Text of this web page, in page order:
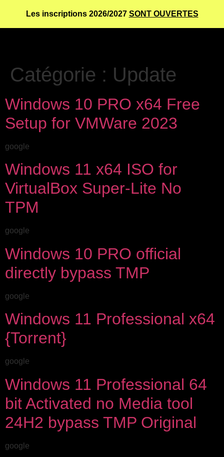
Les inscriptions 2026/2027 SONT OUVERTES
Catégorie : Update
Windows 10 PRO x64 Free
Setup for VMWare 2023
google
Windows 11 x64 ISO for
VirtualBox Super-Lite No
TPM
google
Windows 10 PRO official
directly bypass TMP
google
Windows 11 Professional x64
{Torrent}
google
Windows 11 Professional 64
bit Activated no Media tool
24H2 bypass TMP Original
google